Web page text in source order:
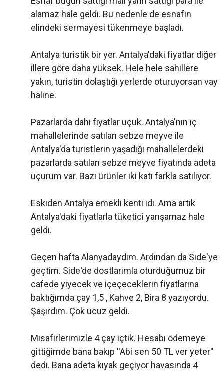
alamaz hale geldi. Bu nedenle de esnafın
elindeki sermayesi tükenmeye başladı.
Antalya turistik bir yer. Antalya'daki fiyatlar diğer
illere göre daha yüksek. Hele hele sahillere
yakın, turistin dolaştığı yerlerde oturuyorsan vay
haline.
Pazarlarda dahi fiyatlar uçuk. Antalya'nın iç
mahallelerinde satılan sebze meyve ile
Antalya'da turistlerin yaşadığı mahallelerdeki
pazarlarda satılan sebze meyve fiyatında adeta
uçurum var. Bazı ürünler iki katı farkla satılıyor.
Eskiden Antalya emekli kenti idi. Ama artık
Antalya'daki fiyatlarla tüketici yarışamaz hale
geldi.
Geçen hafta Alanyadaydım. Ardından da Side'ye
geçtim. Side'de dostlarımla oturduğumuz bir
cafede yiyecek ve içeçeceklerin fiyatlarına
baktığımda çay 1,5 , Kahve 2, Bira 8 yazıyordu.
Şaşırdım. Çok ucuz geldi.
Misafirlerimizle 4 çay içtik. Hesabı ödemeye
gittiğimde bana bakıp ''Abi sen 50 TL ver yeter''
dedi. Bana adeta kıyak geçiyor havasında 4